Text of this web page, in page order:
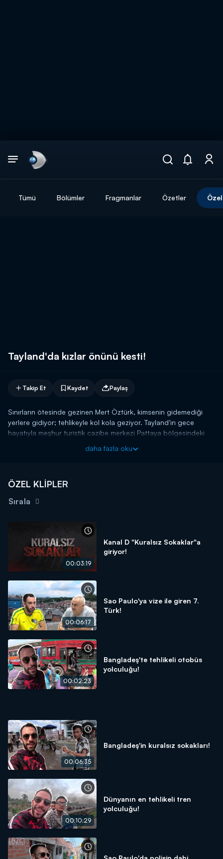
Tümü Bölümler Fragmanlar Özetler
Tayland'da kızlar önünü kesti!
Takip Et Kaydet Paylaş
Sınırların ötesinde gezinen Mert Öztürk, kimsenin gidemediği
yerlere gidiyor; tehlikeyle kol kola geziyor. Tayland’ın gece
hayatıyla meşhur turistik cazibe merkezi Pattaya bölgesindeki
sokakları keşfederken gördüklerine inanamadı. Kadınların önünü
"Kuralsız Sokaklar" gezgin Mert Öztürk'ün sunumu ile pazar
20.00'de Kanal D'de!
daha fazla oku
ÖZEL KLİPLER
Sırala
00:03:19
Kanal D "Kuralsız Sokaklar"a
giriyor!
00:06:17
Sao Paulo'ya vize ile giren 7.
Türk!
00:02:23
Bangladeş'te tehlikeli otobüs
yolculuğu!
00:06:35
Bangladeş'in kuralsız sokakları!
00:10:29
Dünyanın en tehlikeli tren
yolculuğu!